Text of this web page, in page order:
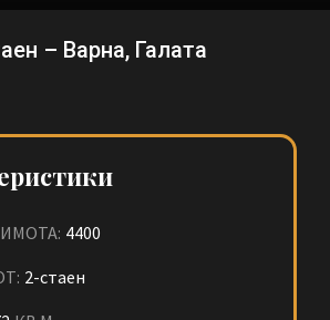
– Варна, Галата
4400
2-стаен